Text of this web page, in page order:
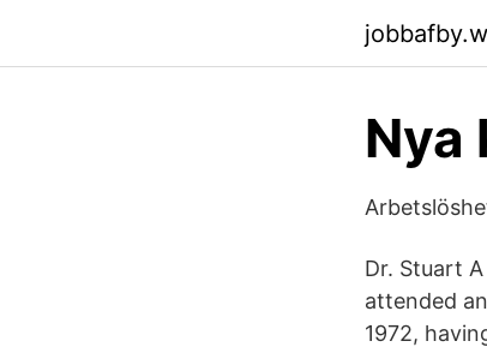
Nya
Dr. Stuart
attended
1972,